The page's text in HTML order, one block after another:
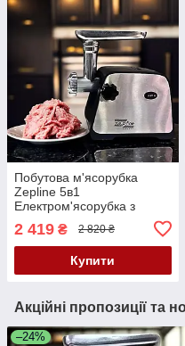
Побутова м'ясорубка
Zepline 5в1
Електром'ясорубка з
м'ясорубка 3800Вт К2
2 419 ₴ 2 820 ₴
Купити
Акційні пропозиції та
–24%